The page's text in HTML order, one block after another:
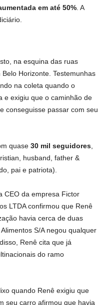
em até 50% . A
na esquina das ruas
Horizonte. Testemunhas
na coleta quando o
e exigiu que o caminhão de
conseguisse passar com seu
quase 30 mil seguidores
husband, father &
pai e patriota).
CEO da empresa Fictor
LTDA confirmou que Renê
havia cerca de duas
S/A negou qualquer
Renê cita que já
do ramo
quando Renê exigiu que
seu carro afirmou que havia